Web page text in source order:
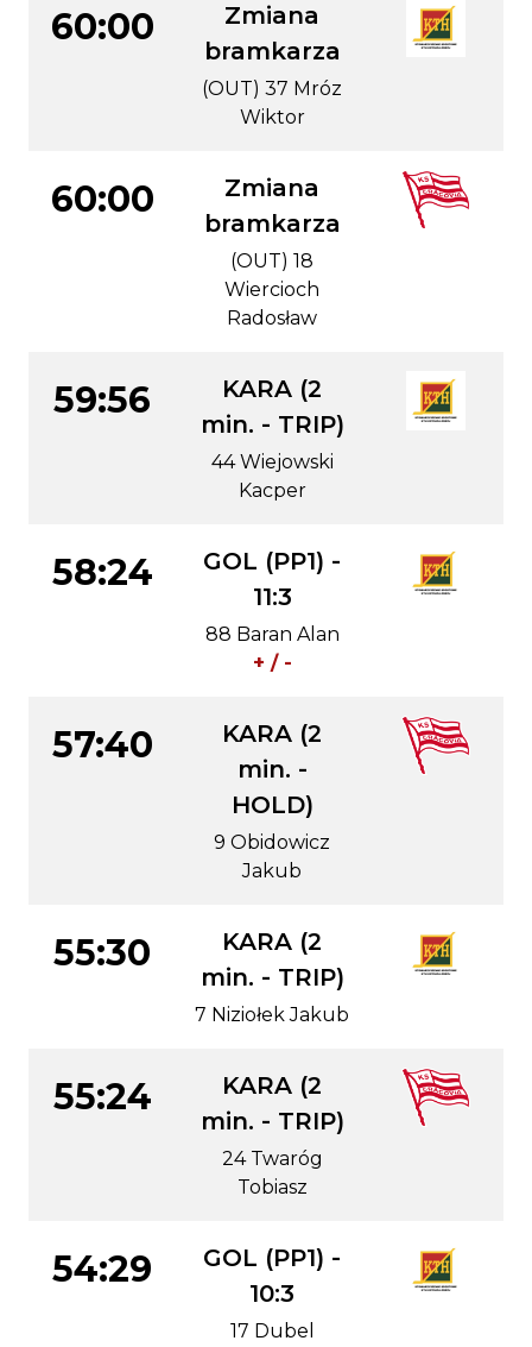
60:00
Zmiana
bramkarza
(OUT) 37 Mróz
Wiktor
60:00
Zmiana
bramkarza
(OUT) 18
Wiercioch
Radosław
59:56
KARA (2
min. - TRIP)
44 Wiejowski
Kacper
58:24
GOL (PP1) -
11:3
88 Baran Alan
+ / -
57:40
KARA (2
min. -
HOLD)
9 Obidowicz
Jakub
55:30
KARA (2
min. - TRIP)
7 Niziołek Jakub
55:24
KARA (2
min. - TRIP)
24 Twaróg
Tobiasz
54:29
GOL (PP1) -
10:3
17 Dubel